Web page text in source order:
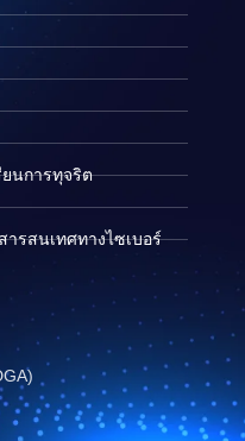
ยนการทุจริต
รสนเทศทางไซเบอร์